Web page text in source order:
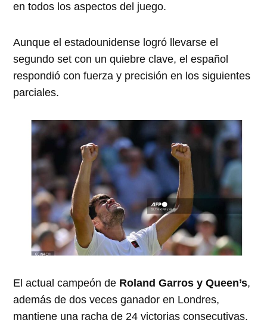
en todos los aspectos del juego.
Aunque el estadounidense logró llevarse el
segundo set con un quiebre clave, el español
respondió con fuerza y precisión en los siguientes
parciales.
El actual campeón de Roland Garros y Queen’s,
además de dos veces ganador en Londres,
mantiene una racha de 24 victorias consecutivas.